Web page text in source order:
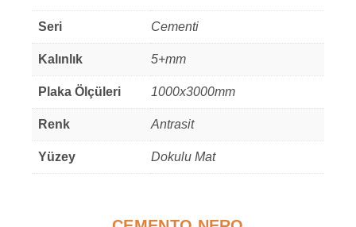
Seri Cementi
Kalınlık 5+mm
Plaka Ölçüleri 1000x3000mm
Renk Antrasit
Yüzey Dokulu Mat